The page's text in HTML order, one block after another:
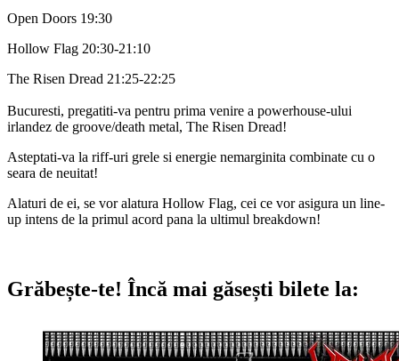
Open Doors 19:30
Hollow Flag 20:30-21:10
The Risen Dread 21:25-22:25
Bucuresti, pregatiti-va pentru prima venire a powerhouse-ului
irlandez de groove/death metal, The Risen Dread!
Asteptati-va la riff-uri grele si energie nemarginita combinate cu o
seara de neuitat!
Alaturi de ei, se vor alatura Hollow Flag, cei ce vor asigura un line-
up intens de la primul acord pana la ultimul breakdown!
Grăbește-te! Încă mai găsești bilete la: